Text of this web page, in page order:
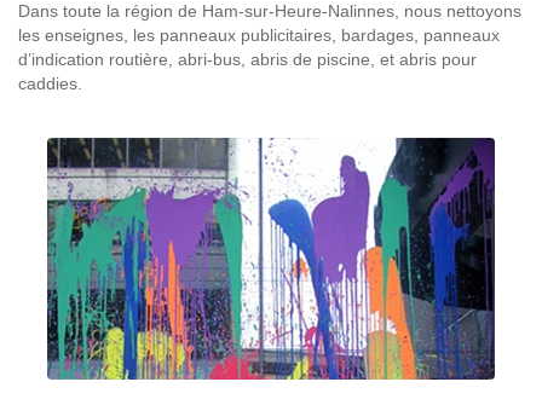
Dans toute la région de Ham-sur-Heure-Nalinnes, nous nettoyons
les enseignes, les panneaux publicitaires, bardages, panneaux
d’indication routière, abri-bus, abris de piscine, et abris pour
caddies.